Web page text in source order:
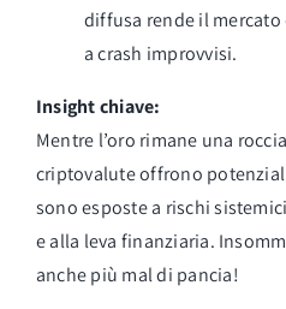
diffusa rende il
a crash improvvisi.
Insight chiave:
Mentre l’oro rimane una
criptovalute offrono
sono esposte a rischi
e alla leva finanziaria.
anche più mal di pancia!